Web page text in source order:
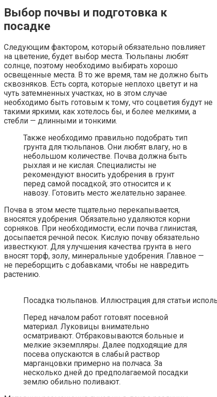
Выбор почвы и подготовка к
посадке
Следующим фактором, который обязательно повлияет
на цветение, будет выбор места. Тюльпаны любят
солнце, поэтому необходимо выбирать хорошо
освещенные места. В то же время, там не должно быть
сквозняков. Есть сорта, которые неплохо цветут и на
чуть затемненных участках, но в этом случае
необходимо быть готовым к тому, что соцветия будут не
такими яркими, как хотелось бы, и более мелкими, а
стебли — длинными и тонкими.
Также необходимо правильно подобрать тип
грунта для тюльпанов. Они любят влагу, но в
небольшом количестве. Почва должна быть
рыхлая и не кислая. Специалисты не
рекомендуют вносить удобрения в грунт
перед самой посадкой; это относится и к
навозу. Готовить место желательно заранее.
Почва в этом месте тщательно перекапывается,
вносятся удобрения. Обязательно удаляются корни
сорняков. При необходимости, если почва глинистая,
досыпается речной песок. Кислую почву обязательно
известкуют. Для улучшения качества грунта в него
вносят торф, золу, минеральные удобрения. Главное —
не переборщить с добавками, чтобы не навредить
растению.
Посадка тюльпанов. Иллюстрация для статьи
Перед началом работ готовят посевной
материал. Луковицы внимательно
осматривают. Отбраковываются больные и
мелкие экземпляры. Далее подходящие для
посева опускаются в слабый раствор
марганцовки примерно на полчаса. За
несколько дней до предполагаемой посадки
землю обильно поливают.